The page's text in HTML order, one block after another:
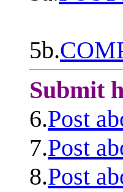
5b.
Submit
6.Post
7.Post
8.Post